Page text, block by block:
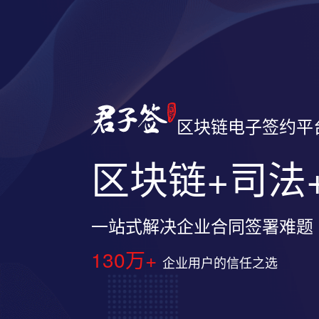
区块链电子签约平
区块链+司
一站式解决企业合同签署难题
130万+ 企业用户的信任之选